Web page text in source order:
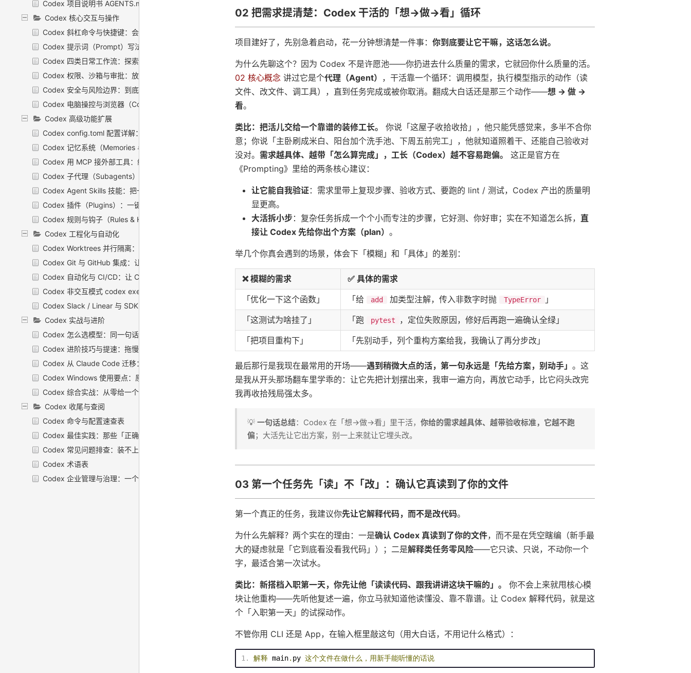
Codex 项目说明书 AGENTS.md：把规矩焊进 Codex 的开工流程
Codex 核心交互与操作
Codex 斜杠命令与快捷键：会话里的「快捷操作面板」
Codex 提示词（Prompt）写法：把话说到 Codex 心坎里
Codex 四类日常工作流：探索、修 bug、重构、写测试
Codex 权限、沙箱与审批：放多松、收多紧，自己拧
Codex 安全与风险边界：到底该不该放手让它碰你的代码
Codex 电脑操控与浏览器（Computer Use）：让 Codex 长出手
Codex 高级功能扩展
Codex config.toml 配置详解：一个文件管住所有旋钮
Codex 记忆系统（Memories 与 Chronicle）：让 Codex 跨会话记住你
Codex 用 MCP 接外部工具：给 Codex 装上「外接口」
Codex 子代理（Subagents）：把活儿拆出去并行跑，但只有「你开口」它才拆
Codex Agent Skills 技能：把一套活儿打包，教会 Codex 自己接
Codex 插件（Plugins）：一键装一整套能力，别再一个个手配
Codex 规则与钩子（Rules & Hooks）：给 Codex 装上「卡点」和「扳机」
Codex 工程化与自动化
Codex Worktrees 并行隔离：让几个 Codex 各干各的，互不打架
Codex Git 与 GitHub 集成：让 Codex 在你的 PR 里当审查员
Codex 自动化与 CI/CD：让 Codex 在你不在的时候自己干活
Codex 非交互模式 codex exec：把它塞进脚本和 CI 里跑
Codex Slack / Linear 与 SDK 集成：在别处召唤 Codex，把它嵌进你自己的产品
Codex 实战与进阶
Codex 怎么选模型：同一句话，到底该派哪个模型去跑
Codex 进阶技巧与提速：拖慢你的不是模型，是你给的烂上下文
Codex 从 Claude Code 迁移：旧地图换个工具，照样能找到家
Codex Windows 使用要点：原生还是 WSL，到底怎么跑才省心
Codex 综合实战：从零给一个 TODO 小工具加功能、提交一次
Codex 收尾与查阅
Codex 命令与配置速查表
Codex 最佳实践：那些「正确的废话」之外，真正能落地的几条
Codex 常见问题排查：装不上、登不了、不肯改文件，挨个拆
Codex 术语表
Codex 企业管理与治理：一个人玩和一家公司用，是两件事
02 把需求提清楚：Codex 干活的「想→做→看」循环
项目建好了，先别急着启动，花一分钟想清楚一件事： 你到底要让它干嘛，这话怎么说。
为什么先聊这个？因为 Codex 不是许愿池——你扔进去什么质量的需求，它就回你什么质量的活。
02 核心概念 讲过它是个代理（Agent） ，干活靠一个循环：调用模型，执行模型指示的动作（读
文件、改文件、调工具），直到任务完成或被你取消。翻成大白话还是那三个动作——想 → 做 →
看。
类比：把活儿交给一个靠谱的装修工长。
你说「这屋子收拾收拾」，他只能凭感觉来，多半不合你
意；你说「主卧刷成米白、阳台加个洗手池、下周五前完工」，他就知道照着干、还能自己验收对
没对。 需求越具体、越带「怎么算完成」，工长（Codex）越不容易跑偏。
这正是官方在
《Prompting》里给的两条核心建议：
让它能自我验证：需求里带上复现步骤、验收方式、要跑的 lint / 测试，Codex 产出的质量明
显更高。
大活拆小步：复杂任务拆成一个个小而专注的步骤，它好测、你好审；实在不知道怎么拆， 直
接让 Codex 先给你出个方案（plan） 。
举几个你真会遇到的场景，体会下「模糊」和「具体」的差别：
❌ 模糊的需求
✅ 具体的需求
「优化一下这个函数」
「给 add 加类型注解，传入非数字时抛 TypeError
」
「这测试为啥挂了」
「跑 pytest
，定位失败原因，修好后再跑一遍确认全绿」
「把项目重构下」
「先别动手，列个重构方案给我，我确认了再分步改」
最后那行是我现在最常用的开场——遇到稍微大点的活，第一句永远是「先给方案，别动手」 。这
是我从开头那场翻车里学乖的：让它先把计划摆出来，我审一遍方向，再放它动手，比它闷头改完
我再收拾残局强太多。
💡 一句话总结：Codex 在「想→做→看」里干活， 你给的需求越具体、越带验收标准，它越不跑
偏；大活先让它出方案，别一上来就让它埋头改。
03 第一个任务先「读」不「改」：确认它真读到了你的文件
第一个真正的任务，我建议你先让它解释代码，而不是改代码。
为什么先解释？两个实在的理由：一是确认 Codex 真读到了你的文件，而不是在凭空瞎编（新手最
大的疑虑就是「它到底看没看我代码」）；二是解释类任务零风险——它只读、只说，不动你一个
字，最适合第一次试水。
类比：新搭档入职第一天，你先让他「读读代码、跟我讲讲这块干嘛的」。
你不会上来就甩核心模
块让他重构——先听他复述一遍，你立马就知道他读懂没、靠不靠谱。让 Codex 解释代码，就是这
个「入职第一天」的试探动作。
不管你用 CLI 还是 App，在输入框里敲这句（用大白话，不用记什么格式）：
解释 main. py 这个文件在做什么，用新手能听懂的话说